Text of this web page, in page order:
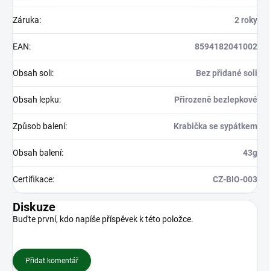
Záruka: 2 roky
EAN: 8594182041002
Obsah soli: Bez přidané soli
Obsah lepku: Přirozeně bezlepkové
Způsob balení: Krabička se sypátkem
Obsah balení: 43g
Certifikace: CZ-BIO-003
Diskuze
Buďte první, kdo napíše příspěvek k této položce.
Přidat komentář